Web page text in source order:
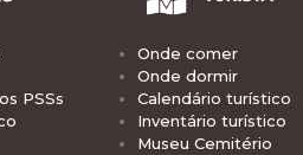
PSSs
Onde comer
Onde dormir
Calendário turístico
Inventário turístico
Museu Cemitério